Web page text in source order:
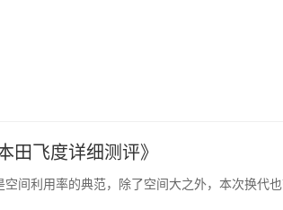
田飞度详细测评》
间利用率的典范，除了空间大之外，本次换代